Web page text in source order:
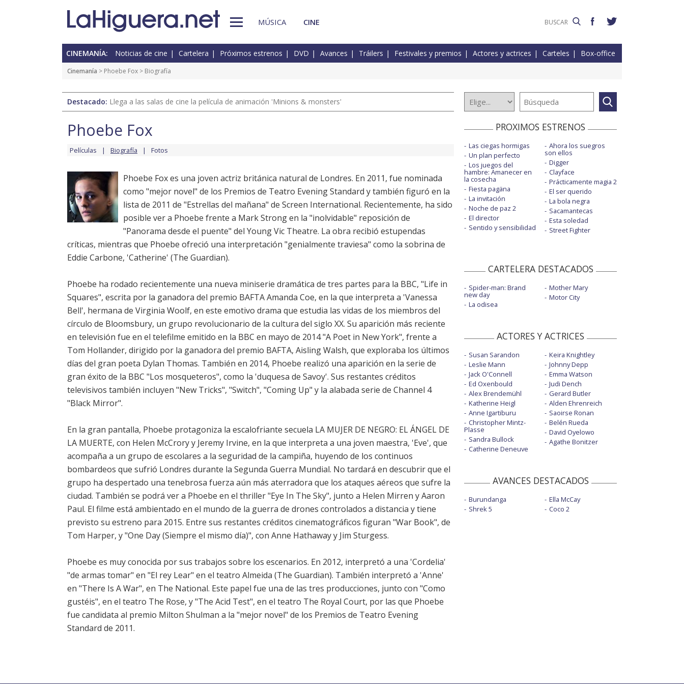
MÚSICA CINE
CINEMANÍA: Noticias de cine Cartelera Próximos estrenos DVD Avances Tráilers Festivales y premios Actores y actrices Carteles Box-office
Cinemanía > Phoebe Fox > Biografía
Destacado: Llega a las salas de cine la película de animación 'Minions & monsters'
Phoebe Fox
Películas Biografía Fotos
Phoebe Fox es una joven actriz británica natural de Londres. En 2011, fue nominada
como "mejor novel" de los Premios de Teatro Evening Standard y también figuró en la
lista de 2011 de "Estrellas del mañana" de Screen International. Recientemente, ha sido
posible ver a Phoebe frente a Mark Strong en la "inolvidable" reposición de
"Panorama desde el puente" del Young Vic Theatre. La obra recibió estupendas
críticas, mientras que Phoebe ofreció una interpretación "genialmente traviesa" como la sobrina de
Eddie Carbone, 'Catherine' (The Guardian).
Phoebe ha rodado recientemente una nueva miniserie dramática de tres partes para la BBC, "Life in
Squares", escrita por la ganadora del premio BAFTA Amanda Coe, en la que interpreta a 'Vanessa
Bell', hermana de Virginia Woolf, en este emotivo drama que estudia las vidas de los miembros del
círculo de Bloomsbury, un grupo revolucionario de la cultura del siglo XX. Su aparición más reciente
en televisión fue en el telefilme emitido en la BBC en mayo de 2014 "A Poet in New York", frente a
Tom Hollander, dirigido por la ganadora del premio BAFTA, Aisling Walsh, que exploraba los últimos
días del gran poeta Dylan Thomas. También en 2014, Phoebe realizó una aparición en la serie de
gran éxito de la BBC "Los mosqueteros", como la 'duquesa de Savoy'. Sus restantes créditos
televisivos también incluyen "New Tricks", "Switch", "Coming Up" y la alabada serie de Channel 4
"Black Mirror".
En la gran pantalla, Phoebe protagoniza la escalofriante secuela LA MUJER DE NEGRO: EL ÁNGEL DE
LA MUERTE, con Helen McCrory y Jeremy Irvine, en la que interpreta a una joven maestra, 'Eve', que
acompaña a un grupo de escolares a la seguridad de la campiña, huyendo de los continuos
bombardeos que sufrió Londres durante la Segunda Guerra Mundial. No tardará en descubrir que el
grupo ha despertado una tenebrosa fuerza aún más aterradora que los ataques aéreos que sufre la
ciudad. También se podrá ver a Phoebe en el thriller "Eye In The Sky", junto a Helen Mirren y Aaron
Paul. El filme está ambientado en el mundo de la guerra de drones controlados a distancia y tiene
previsto su estreno para 2015. Entre sus restantes créditos cinematográficos figuran "War Book", de
Tom Harper, y "One Day (Siempre el mismo día)", con Anne Hathaway y Jim Sturgess.
Phoebe es muy conocida por sus trabajos sobre los escenarios. En 2012, interpretó a una 'Cordelia'
"de armas tomar" en "El rey Lear" en el teatro Almeida (The Guardian). También interpretó a 'Anne'
en "There Is A War", en The National. Este papel fue una de las tres producciones, junto con "Como
gustéis", en el teatro The Rose, y "The Acid Test", en el teatro The Royal Court, por las que Phoebe
fue candidata al premio Milton Shulman a la "mejor novel" de los Premios de Teatro Evening
Standard de 2011.
PROXIMOS ESTRENOS
Las ciegas hormigas
Un plan perfecto
Los juegos del
hambre: Amanecer en
la cosecha
Fiesta pagäna
La invitación
Noche de paz 2
El director
Sentido y sensibilidad
Ahora los suegros
son ellos
Digger
Clayface
Prácticamente magia 2
El ser querido
La bola negra
Sacamantecas
Esta soledad
Street Fighter
CARTELERA DESTACADOS
Spider-man: Brand
new day
La odisea
Mother Mary
Motor City
ACTORES Y ACTRICES
Susan Sarandon
Leslie Mann
Jack O'Connell
Ed Oxenbould
Alex Brendemühl
Katherine Heigl
Anne Igartiburu
Christopher Mintz-
Plasse
Sandra Bullock
Catherine Deneuve
Keira Knightley
Johnny Depp
Emma Watson
Judi Dench
Gerard Butler
Alden Ehrenreich
Saoirse Ronan
Belén Rueda
David Oyelowo
Agathe Bonitzer
AVANCES DESTACADOS
Burundanga
Shrek 5
Ella McCay
Coco 2